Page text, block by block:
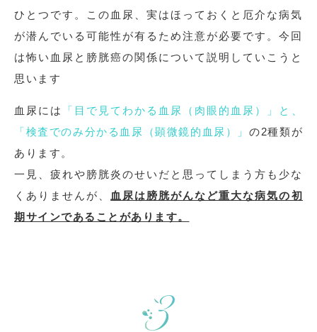
ひとつです。この血尿、実はほっておくと厄介な病気
が潜んでいる可能性が有るため注意が必要です。今回
は怖い血尿と膀胱癌の関係について説明していこうと
思います
血尿には
「目で見てわかる血尿（肉眼的血尿）」と、
「検査でのみ分かる血尿（顕微鏡的血尿）」の2種類が
あります。
一見、疲れや膀胱炎のせいだと思ってしまう方も少な
くありませんが、
血尿は膀胱がんなど重大な病気の初
期サインであることがあります。